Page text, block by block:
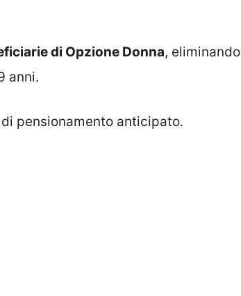
di Opzione Donna, eliminando
anni.
pensionamento anticipato.